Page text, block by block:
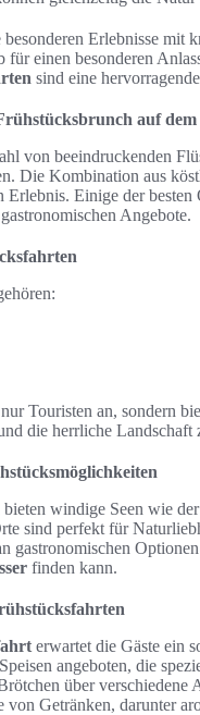
Erlebnisse mit
einen besonderen
sind eine
auf dem
von beeindruckenden
Die Kombination aus
Erlebnis. Einige der besten
Angebote.
Touristen an, sondern
die herrliche Landschaft
bieten windige Seen wie
sind perfekt für
gastronomischen
finden kann.
erwartet die Gäste ein
angeboten, die
über verschiedene
von Getränken, darunter